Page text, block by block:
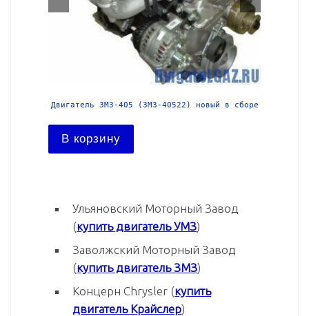
Двигатель ЗМЗ-405 (ЗМЗ-40522) новый в сборе
В корзину
Ульяновский Моторный Завод
(купить двигатель УМЗ)
Заволжский Моторный Завод
(купить двигатель ЗМЗ)
Концерн Chrysler (купить
двигатель Крайслер)